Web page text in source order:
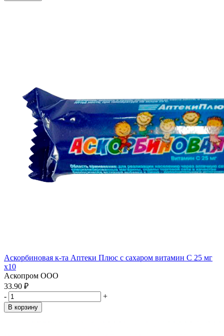
Аскорбиновая к-та Аптеки Плюс с сахаром витамин С 25 мг
x10
Аскопром ООО
33.90 ₽
-
+
В корзину